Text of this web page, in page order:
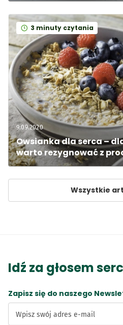
9.09.2020
Owsianka dla serca –
warto rezygnować z
zbożowych?
3 minuty czytania
Wszystkie
Idź za głosem
Zapisz się do naszego
Wpisz swój adres e-mail